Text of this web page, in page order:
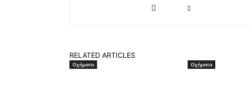
RELATED ARTICLES
Οχήματα Οχήματα